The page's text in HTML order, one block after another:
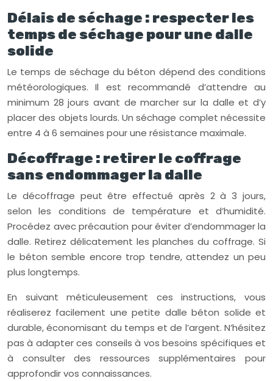
Délais de séchage : respecter les
temps de séchage pour une dalle
solide
Le temps de séchage du béton dépend des conditions
météorologiques. Il est recommandé d’attendre au
minimum 28 jours avant de marcher sur la dalle et d’y
placer des objets lourds. Un séchage complet nécessite
entre 4 à 6 semaines pour une résistance maximale.
Décoffrage : retirer le coffrage
sans endommager la dalle
Le décoffrage peut être effectué après 2 à 3 jours,
selon les conditions de température et d’humidité.
Procédez avec précaution pour éviter d’endommager la
dalle. Retirez délicatement les planches du coffrage. Si
le béton semble encore trop tendre, attendez un peu
plus longtemps.
En suivant méticuleusement ces instructions, vous
réaliserez facilement une petite dalle béton solide et
durable, économisant du temps et de l’argent. N’hésitez
pas à adapter ces conseils à vos besoins spécifiques et
à consulter des ressources supplémentaires pour
approfondir vos connaissances.